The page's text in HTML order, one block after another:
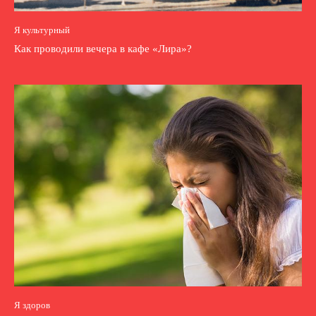
Я культурный
Как проводили вечера в кафе «Лира»?
Я здоров